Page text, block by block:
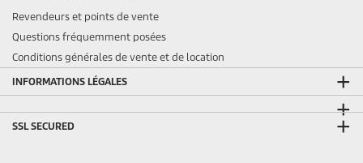
Revendeurs et points de vente
Questions fréquemment posées
Conditions générales de vente et de location
INFORMATIONS LÉGALES
SSL SECURED